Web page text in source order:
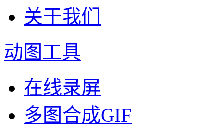
关于我们
动图工具
在线录屏
多图合成GIF